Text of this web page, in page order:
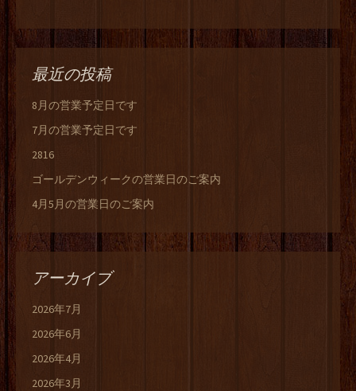
最近の投稿
8月の営業予定日です
7月の営業予定日です
2816
ゴールデンウィークの営業日のご案内
4月5月の営業日のご案内
アーカイブ
2026年7月
2026年6月
2026年4月
2026年3月